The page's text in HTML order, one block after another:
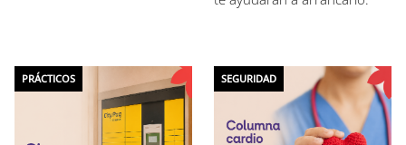
PRÁCTICOS SEGURIDAD